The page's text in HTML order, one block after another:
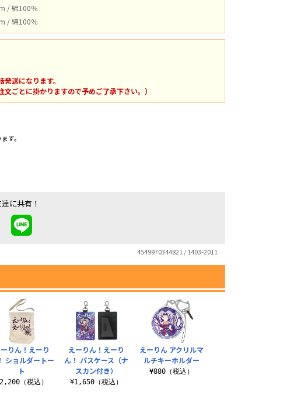
/ 綿100％
/ 綿100％
送になります。
ごとに掛かりますので予めご了承下さい。）
す。
に共有！
4549970344821 / 1403-2011
りん！えーり
ショルダートー
ト
（税込）
えーりん！えーり
ん！ パスケース（ナ
スカン付き）
¥1,650（税込）
えーりん アクリルマ
ルチキーホルダー
¥880（税込）